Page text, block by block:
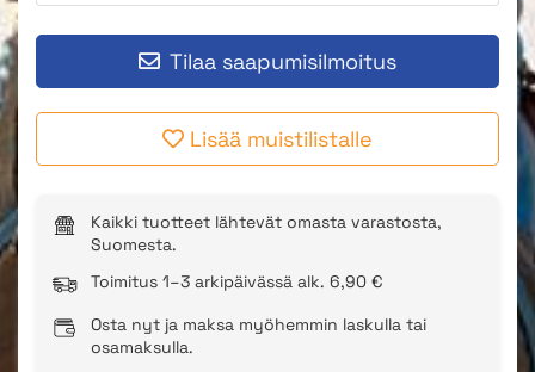
Tilaa saapumisilmoitus
Lisää muistilistalle
Kaikki tuotteet lähtevät omasta varastosta,
Suomesta.
Toimitus 1–3 arkipäivässä alk. 6,90 €
Osta nyt ja maksa myöhemmin laskulla tai
osamaksulla.